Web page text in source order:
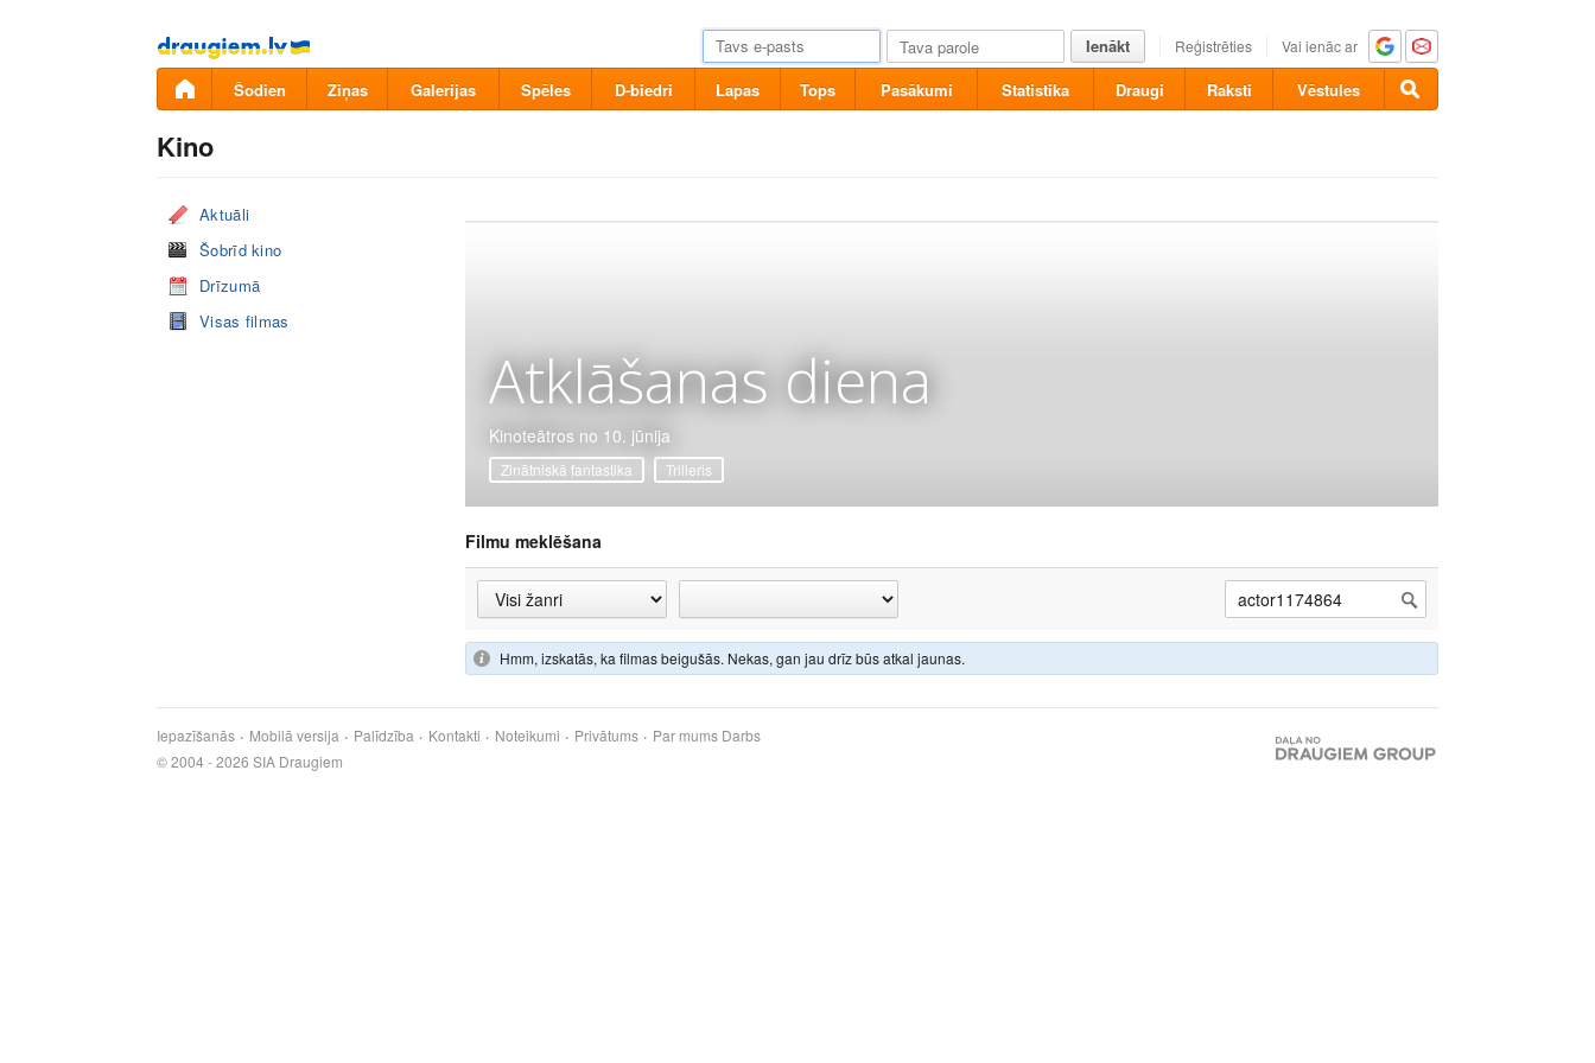
Pāriet
uz
saturu
Ienākt Reģistrēties Vai ienāc ar
Šodien Ziņas Galerijas Spēles D-biedri Lapas Tops Pasākumi Statistika Draugi Raksti Vēstules
Kino
Aktuāli
Šobrīd kino
Drīzumā
Visas filmas
Atklāšanas diena
Kinoteātros no 10. jūnija
Zinātniskā fantastika Trilleris
Filmu meklēšana
Hmm, izskatās, ka filmas beigušās. Nekas, gan jau drīz būs atkal jaunas.
Iepazīšanās Mobilā versija Palīdzība Kontakti Noteikumi Privātums Par mums Darbs
© 2004 - 2026 SIA Draugiem